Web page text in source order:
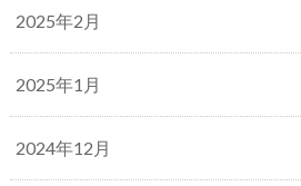
2025年2月
2025年1月
2024年12月